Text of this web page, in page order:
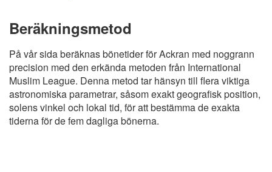
Beräkningsmetod
På vår sida beräknas bönetider för Ackran med noggrann
precision med den erkända metoden från International
Muslim League. Denna metod tar hänsyn till flera viktiga
astronomiska parametrar, såsom exakt geografisk position,
solens vinkel och lokal tid, för att bestämma de exakta
tiderna för de fem dagliga bönerna.